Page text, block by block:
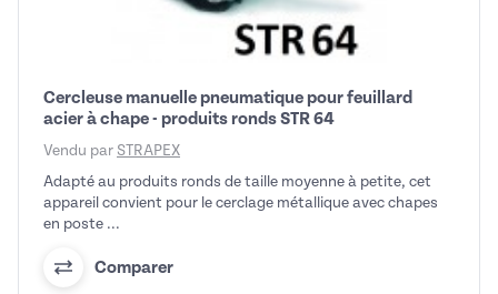
Cercleuse manuelle pneumatique pour feuillard
acier à chape - produits ronds STR 64
Vendu par STRAPEX
Adapté au produits ronds de taille moyenne à petite, cet
appareil convient pour le cerclage métallique avec chapes
en poste ...
Comparer